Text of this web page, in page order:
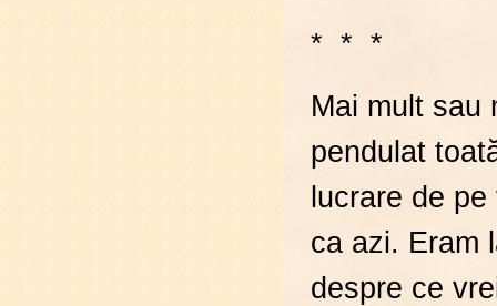
* * *
Mai mult sau
pendulat
lucrare de
ca azi. Eram
despre ce